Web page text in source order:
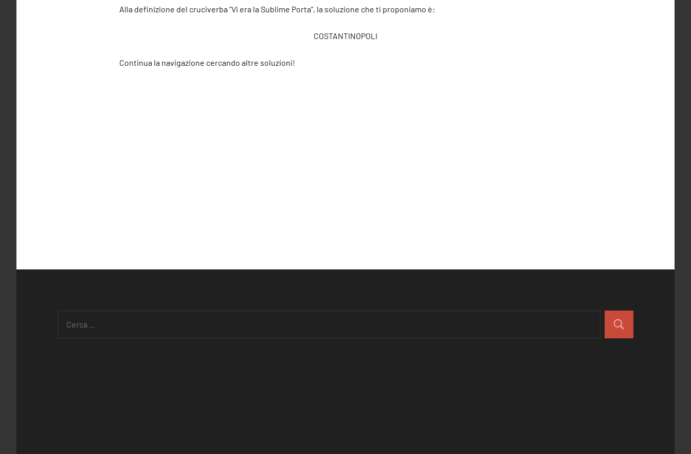
Alla definizione del cruciverba “Vi era la Sublime Porta”, la soluzione che ti proponiamo è:
COSTANTINOPOLI
Continua la navigazione cercando altre soluzioni!